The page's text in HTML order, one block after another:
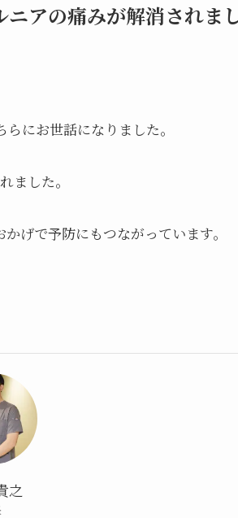
アの痛みが解消されまし
にお世話になりました。
ました。
げで予防にもつながっています。
之